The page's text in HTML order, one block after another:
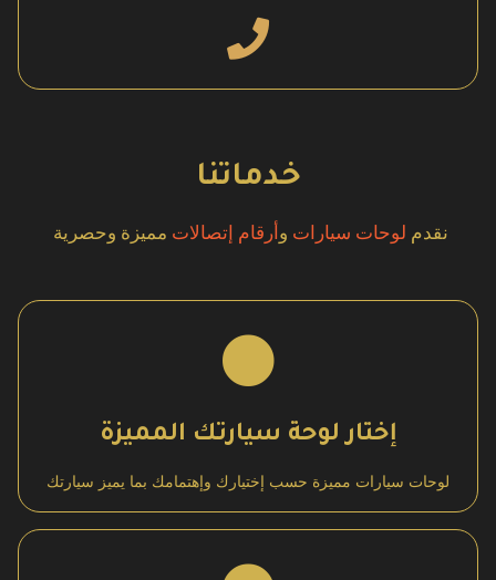
خدماتنا
نقدم لوحات سيارات وأرقام إتصالات مميزة وحصرية
إختار لوحة سيارتك المميزة
لوحات سيارات مميزة حسب إختيارك وإهتمامك بما يميز سيارتك